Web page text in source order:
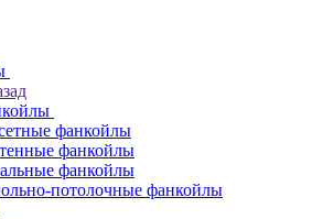
фанкойлы
фанкойлы
фанкойлы
потолочные фанкойлы